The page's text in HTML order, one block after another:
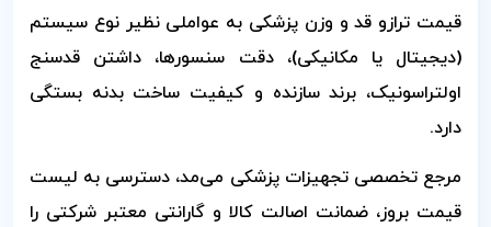
قیمت ترازو قد و وزن پزشکی به عواملی نظیر نوع سیستم
(دیجیتال یا مکانیکی)، دقت سنسورها، داشتن قدسنج
اولتراسونیک، برند سازنده و کیفیت ساخت بدنه بستگی
دارد.
مرجع تخصصی تجهیزات پزشکی می‌مد، دسترسی به لیست
قیمت بروز، ضمانت اصالت کالا و گارانتی معتبر شرکتی را